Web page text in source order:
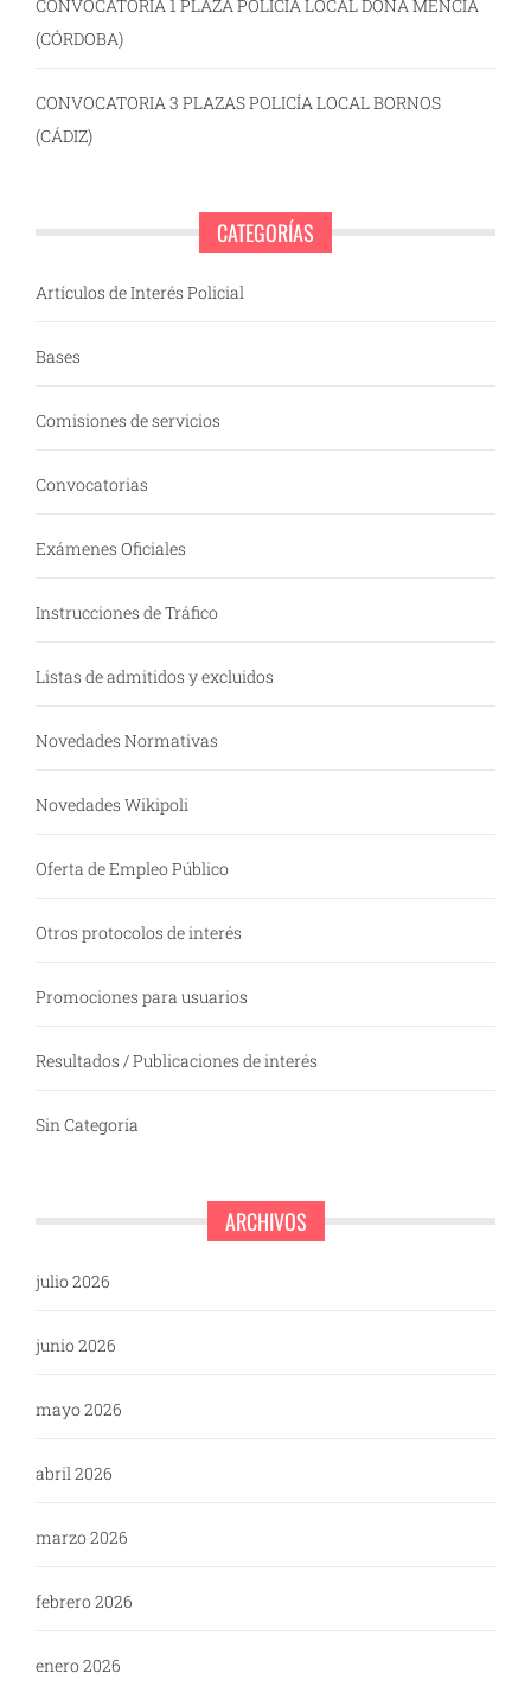
CONVOCATORIA 1 PLAZA POLICÍA LOCAL DOÑA MENCIA
(CÓRDOBA)
CONVOCATORIA 3 PLAZAS POLICÍA LOCAL BORNOS
(CÁDIZ)
CATEGORÍAS
Artículos de Interés Policial
Bases
Comisiones de servicios
Convocatorias
Exámenes Oficiales
Instrucciones de Tráfico
Listas de admitidos y excluidos
Novedades Normativas
Novedades Wikipoli
Oferta de Empleo Público
Otros protocolos de interés
Promociones para usuarios
Resultados / Publicaciones de interés
Sin Categoría
ARCHIVOS
julio 2026
junio 2026
mayo 2026
abril 2026
marzo 2026
febrero 2026
enero 2026